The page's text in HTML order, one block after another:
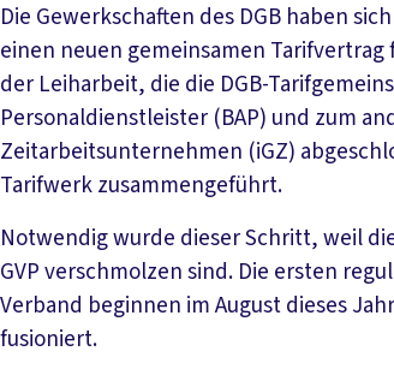
Die Gewerkschaften des DGB haben
einen neuen gemeinsamen
der Leiharbeit, die die DGB-
Personaldienstleister (BAP) und zum
Zeitarbeitsunternehmen (iGZ)
Tarifwerk zusammengeführt.
Notwendig wurde dieser Schritt, weil
GVP verschmolzen sind. Die ersten
Verband beginnen im August dieses
fusioniert.